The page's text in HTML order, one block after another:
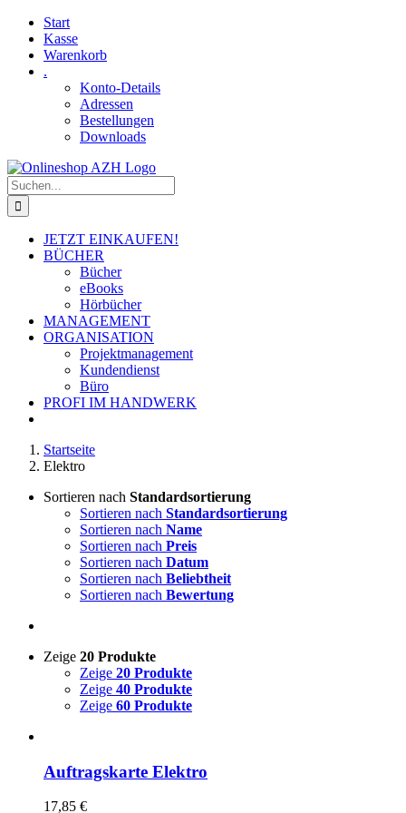
Skip
content
Facebook
YouTubeStart
Kasse
Warenkorb
.
Konto-Details
Adressen
Bestellungen
Downloads
Suche
nach:
JETZT EINKAUFEN!
BÜCHER
Bücher
eBooks
Hörbücher
MANAGEMENT
ORGANISATION
Projektmanagement
Kundendienst
Büro
PROFI IM HANDWERK
Startseite
Elektro
Sortieren nach Standardsortierung
Sortieren nach Standardsortierung
Sortieren nach Name
Sortieren nach Preis
Sortieren nach Datum
Sortieren nach Beliebtheit
Sortieren nach Bewertung
Zeige 20 Produkte
Zeige 20 Produkte
Zeige 40 Produkte
Zeige 60 Produkte
Auftragskarte Elektro
17,85 €